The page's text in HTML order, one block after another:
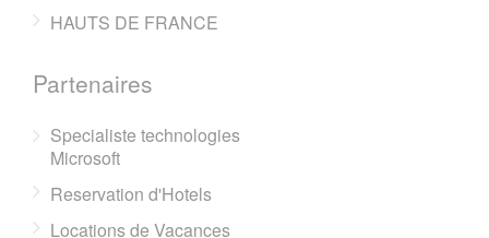
HAUTS DE FRANCE
Partenaires
Specialiste technologies
Microsoft
Reservation d'Hotels
Locations de Vacances